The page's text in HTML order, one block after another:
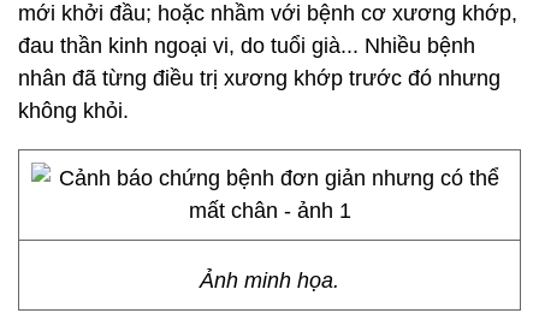
mới khởi đầu; hoặc nhầm với bệnh cơ xương khớp,
đau thần kinh ngoại vi, do tuổi già... Nhiều bệnh
nhân đã từng điều trị xương khớp trước đó nhưng
không khỏi.
Ảnh minh họa.